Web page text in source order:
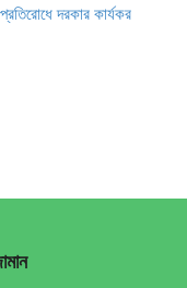
দরকার কার্যকর